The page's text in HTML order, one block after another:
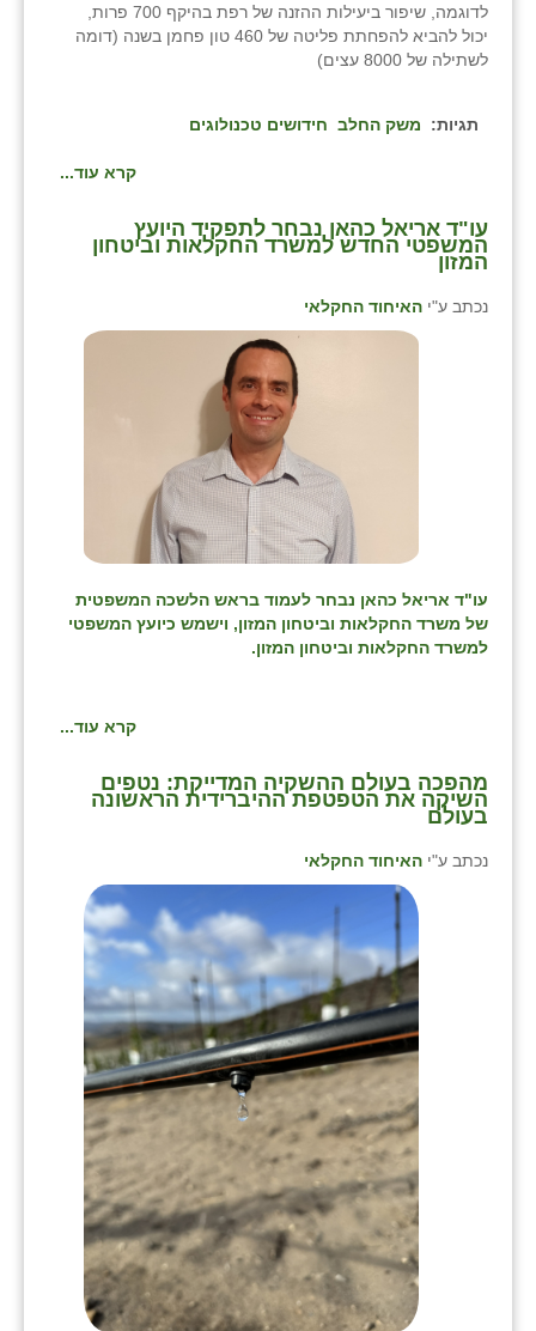
לדוגמה, שיפור ביעילות ההזנה של רפת בהיקף 700 פרות,
יכול להביא להפחתת פליטה של 460 טון פחמן בשנה (דומה
לשתילה של 8000 עצים)
תגיות: משק החלב חידושים טכנולוגים
קרא עוד...
עו"ד אריאל כהאן נבחר לתפקיד היועץ
המשפטי החדש למשרד החקלאות וביטחון
המזון
נכתב ע"י האיחוד החקלאי
עו"ד אריאל כהאן נבחר לעמוד בראש הלשכה המשפטית
של משרד החקלאות וביטחון המזון, וישמש כיועץ המשפטי
למשרד החקלאות וביטחון המזון.
קרא עוד...
מהפכה בעולם ההשקיה המדייקת: נטפים
השיקה את הטפטפת ההיברידית הראשונה
בעולם
נכתב ע"י האיחוד החקלאי